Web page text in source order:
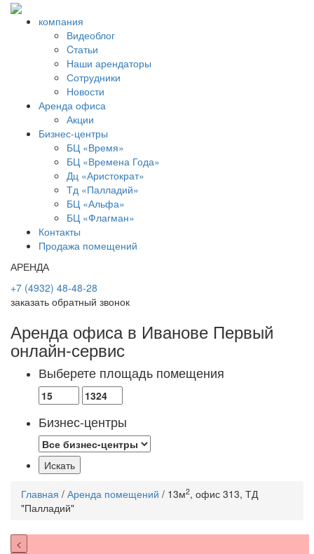
компания
Видеоблог
Cтатьи
Наши арендаторы
Сотрудники
Новости
Аренда офиса
Акции
Бизнес-центры
БЦ «Время»
БЦ «Времена Года»
Дц «Аристократ»
Тд «Палладий»
БЦ «Альфа»
БЦ «Флагман»
Контакты
Продажа помещений
АРЕНДА
+7 (4932) 48-48-28
заказать обратный звонок
Аренда офиса в Иванове Первый
онлайн-сервис
Выберете площадь помещения
Бизнес-центры
Главная / Аренда помещений / 13м2, офис 313, ТД
"Палладий"
<